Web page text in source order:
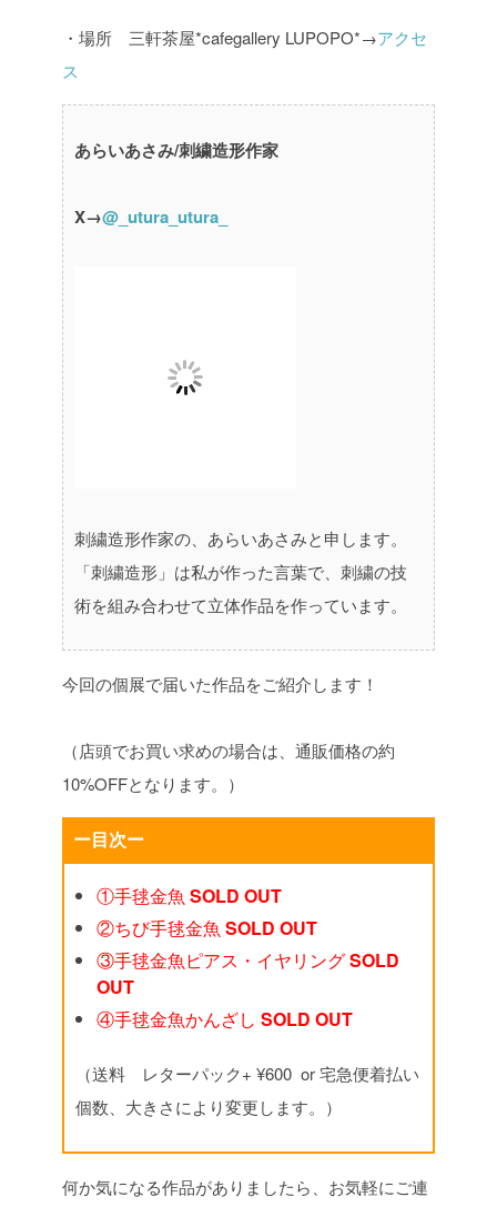
・場所 三軒茶屋*cafegallery LUPOPO*→アクセ
ス
あらいあさみ/刺繍造形作家
X→@_utura_utura_
刺繍造形作家の、あらいあさみと申します。
「刺繍造形」は私が作った言葉で、刺繍の技
術を組み合わせて立体作品を作っています。
今回の個展で届いた作品をご紹介します！
（店頭でお買い求めの場合は、通販価格の約
10%OFFとなります。）
ー目次ー
①手毬金魚 SOLD OUT
②ちび手毬金魚 SOLD OUT
③手毬金魚ピアス・イヤリングSOLD
OUT
④手毬金魚かんざし SOLD OUT
（送料 レターパック+ ¥600 or 宅急便着払い
個数、大きさにより変更します。）
何か気になる作品がありましたら、お気軽にご連